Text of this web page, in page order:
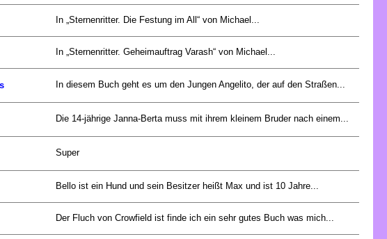
In „Sternenritter. Die Festung im All“ von Michael...
In „Sternenritter. Geheimauftrag Varash“ von Michael...
In diesem Buch geht es um den Jungen Angelito, der auf den Straßen...
Die 14-jährige Janna-Berta muss mit ihrem kleinem Bruder nach einem...
Super
Bello ist ein Hund und sein Besitzer heißt Max und ist 10 Jahre...
Der Fluch von Crowfield ist finde ich ein sehr gutes Buch was mich...